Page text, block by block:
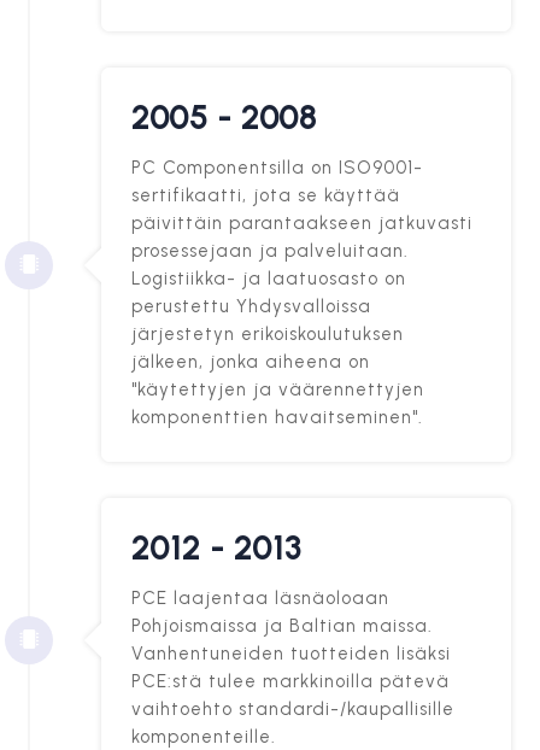
2005 - 2008
PC Componentsilla on ISO9001-
sertifikaatti, jota se käyttää
päivittäin parantaakseen jatkuvasti
prosessejaan ja palveluitaan.
Logistiikka- ja laatuosasto on
perustettu Yhdysvalloissa
järjestetyn erikoiskoulutuksen
jälkeen, jonka aiheena on
"käytettyjen ja väärennettyjen
komponenttien havaitseminen".
2012 - 2013
PCE laajentaa läsnäoloaan
Pohjoismaissa ja Baltian maissa.
Vanhentuneiden tuotteiden lisäksi
PCE:stä tulee markkinoilla pätevä
vaihtoehto standardi-/kaupallisille
komponenteille.